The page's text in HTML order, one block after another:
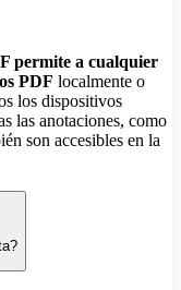
permite a cualquier
PDF localmente o
los dispositivos
las anotaciones, como
son accesibles en la